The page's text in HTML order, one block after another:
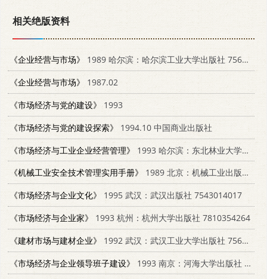
相关绝版资料
《企业经营与市场》
1989 哈尔滨：哈尔滨工业大学出版社 7560301479
《企业经营与市场》
1987.02
《市场经济与党的建设》 1993
《市场经济与党的建设探索》
1994.10 中国商业出版社
《市场经济与工业企业经营管理》
1993 哈尔滨：东北林业大学出版社 7810083716
《机械工业安全技术管理实用手册》
1989 北京：机械工业出版社 711101412X
《市场经济与企业文化》
1995 武汉：武汉出版社 7543014017
《市场经济与企业家》
1993 杭州：杭州大学出版社 7810354264
《建材市场与建材企业》
1992 武汉：武汉工业大学出版社 7562907005
《市场经济与企业领导班子建设》
1993 南京：河海大学出版社 7563005625